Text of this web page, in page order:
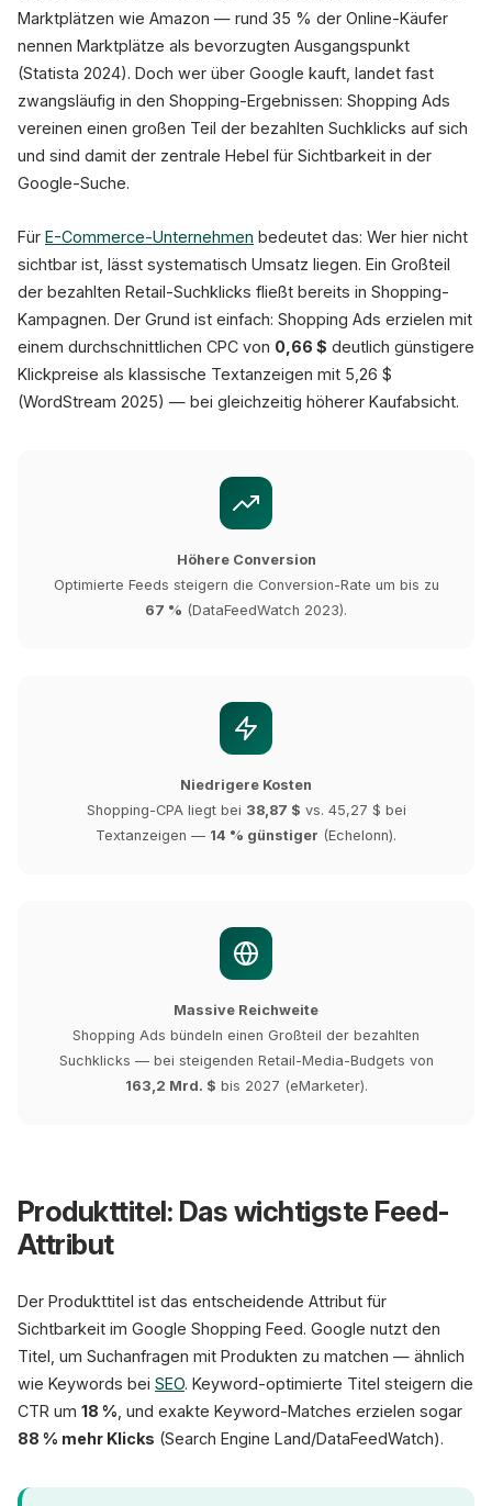
GTIN: 0194501234567
89,99 €
shop-beispiel.de
★★★★★
Kostenloser Versand · Rückgabe 30
Auf Lager · Lieferung Do. 10. Apr.
Marktplätzen wie Amazon — rund 35 % der Online-Käufer
nennen Marktplätze als bevorzugten Ausgangspunkt
(Statista 2024). Doch wer über Google kauft, landet fast
zwangsläufig in den Shopping-Ergebnissen: Shopping Ads
vereinen einen großen Teil der bezahlten Suchklicks auf sich
und sind damit der zentrale Hebel für Sichtbarkeit in der
Google-Suche.
Für E-Commerce-Unternehmen bedeutet das: Wer hier nicht
sichtbar ist, lässt systematisch Umsatz liegen. Ein Großteil
der bezahlten Retail-Suchklicks fließt bereits in Shopping-
Kampagnen. Der Grund ist einfach: Shopping Ads erzielen mit
einem durchschnittlichen CPC von 0,66 $ deutlich günstigere
Klickpreise als klassische Textanzeigen mit 5,26 $
(WordStream 2025) — bei gleichzeitig höherer Kaufabsicht.
Höhere Conversion
Optimierte Feeds steigern die Conversion-Rate um bis zu
67 % (DataFeedWatch 2023).
Niedrigere Kosten
Shopping-CPA liegt bei 38,87 $ vs. 45,27 $ bei
Textanzeigen — 14 % günstiger (Echelonn).
Massive Reichweite
Shopping Ads bündeln einen Großteil der bezahlten
Suchklicks — bei steigenden Retail-Media-Budgets von
163,2 Mrd. $ bis 2027 (eMarketer).
Produkttitel: Das wichtigste Feed-
Attribut
Der Produkttitel ist das entscheidende Attribut für
Sichtbarkeit im Google Shopping Feed. Google nutzt den
Titel, um Suchanfragen mit Produkten zu matchen — ähnlich
wie Keywords bei SEO. Keyword-optimierte Titel steigern die
CTR um 18 % , und exakte Keyword-Matches erzielen sogar
88 % mehr Klicks (Search Engine Land/DataFeedWatch).